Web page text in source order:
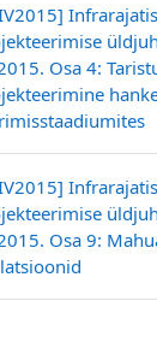
Osa 4:
Osa 9: